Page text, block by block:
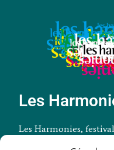
Les
Les Harmonies,
Morbihan (Billiers).